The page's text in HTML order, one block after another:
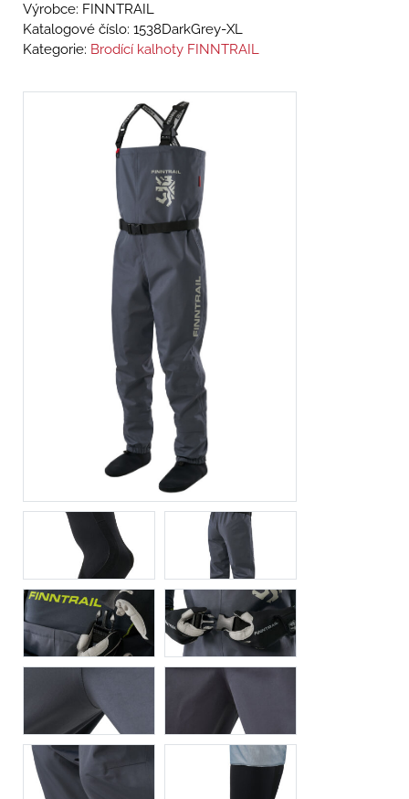
Výrobce: FINNTRAIL
Katalogové číslo: 1538DarkGrey-XL
Kategorie: Brodící kalhoty FINNTRAIL